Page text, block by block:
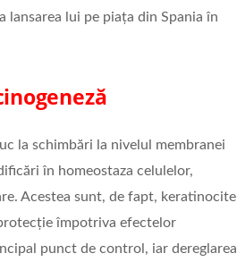
lansarea lui pe piața din Spania în
la schimbări la nivelul membranei
în homeostaza celulelor,
Acestea sunt, de fapt, keratinocite
împotriva efectelor
punct de control, iar dereglarea